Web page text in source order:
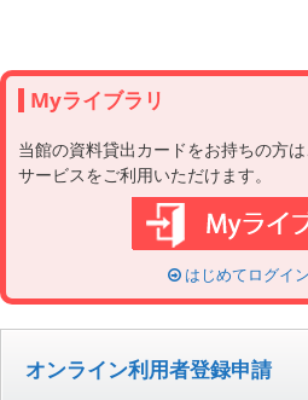
Myライブラリ
当館の資料貸出カードをお持ちの方
サービスをご利用いただけます。
はじめてログイ
オンライン利用者登録申請